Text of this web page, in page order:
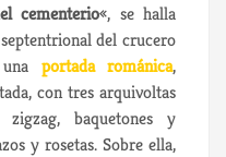
cementerio«, se halla
del crucero
portada románica,
con tres arquivoltas
baquetones y
y rosetas. Sobre ella,